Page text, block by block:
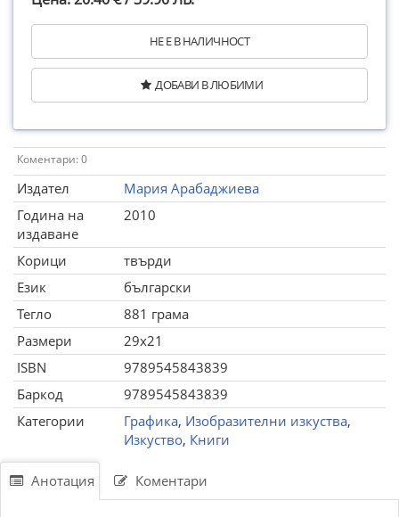
НЕ Е В НАЛИЧНОСТ
ДОБАВИ В ЛЮБИМИ
Коментари: 0
Издател
Мария Арабаджиева
Година на
издаване
2010
Корици
твърди
Език
български
Тегло
881 грама
Размери
29x21
ISBN
9789545843839
Баркод
9789545843839
Категории
Графика, Изобразителни изкуства,
Изкуство, Книги
Анотация Коментари